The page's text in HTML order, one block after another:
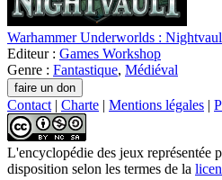
Warhammer Underworlds :
Editeur : Games Workshop
Genre : Fantastique, Médiéval
Contact | Charte | Mentions légales |
L'encyclopédie des jeux représentée
disposition selon les termes de la